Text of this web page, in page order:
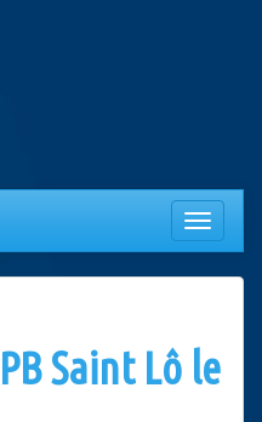
Afficher/
la
Saint Lô le